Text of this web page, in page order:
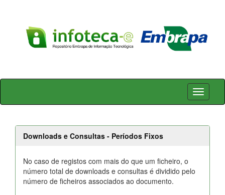
Skip
Downloads e Consultas - Períodos Fixos
No caso de registos com mais do que um ficheiro, o
número total de downloads e consultas é dividido pelo
número de ficheiros associados ao documento.